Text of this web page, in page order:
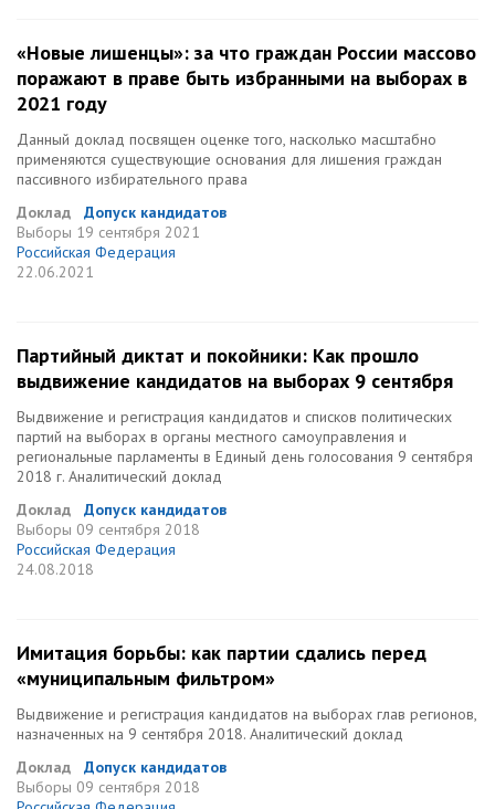
«Новые лишенцы»: за что граждан России массово
поражают в праве быть избранными на выборах в
2021 году
Данный доклад посвящен оценке того, насколько масштабно
применяются существующие основания для лишения граждан
пассивного избирательного права
Доклад
Допуск кандидатов
Выборы 19 сентября 2021
Российская Федерация
22.06.2021
Партийный диктат и покойники: Как прошло
выдвижение кандидатов на выборах 9 сентября
Выдвижение и регистрация кандидатов и списков политических
партий на выборах в органы местного самоуправления и
региональные парламенты в Единый день голосования 9 сентября
2018 г. Аналитический доклад
Доклад
Допуск кандидатов
Выборы 09 сентября 2018
Российская Федерация
24.08.2018
Имитация борьбы: как партии сдались перед
«муниципальным фильтром»
Выдвижение и регистрация кандидатов на выборах глав регионов,
назначенных на 9 сентября 2018. Аналитический доклад
Доклад
Допуск кандидатов
Выборы 09 сентября 2018